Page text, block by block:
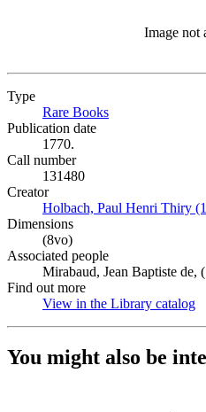
Image not
Type
Rare Books
Publication date
1770.
Call number
131480
Creator
Holbach, Paul Henri Thiry
Dimensions
(8vo)
Associated people
Mirabaud, Jean Baptiste de,
Find out more
View in the Library catalog
You might also be